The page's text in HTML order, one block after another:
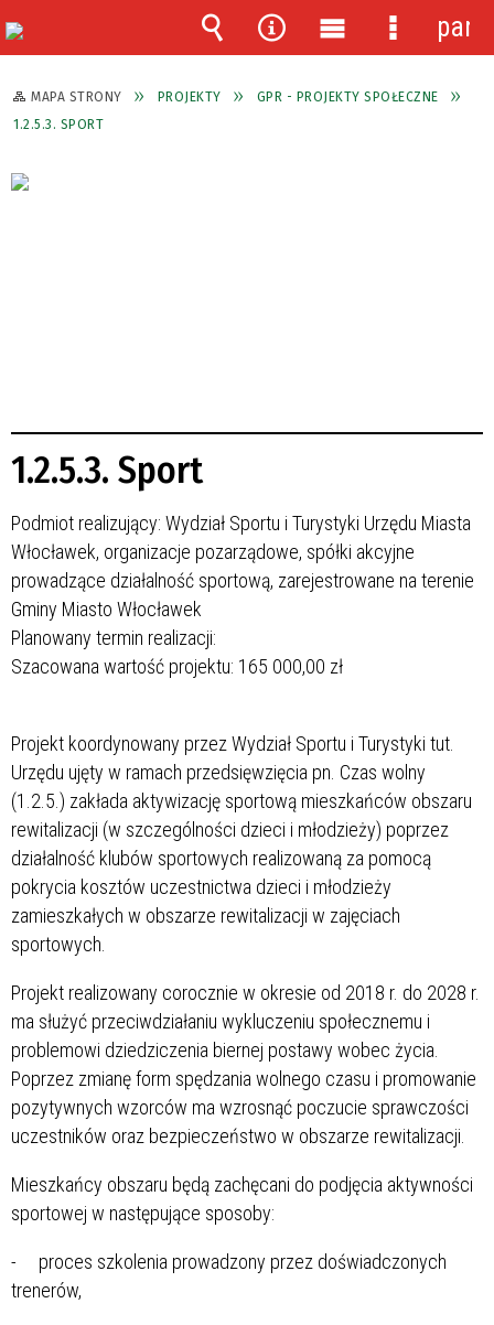
MAPA STRONY PROJEKTY
GPR - PROJEKTY SPOŁECZNE
1.2.5.3. SPORT
1.2.5.3. Sport
Podmiot realizujący: Wydział Sportu i Turystyki Urzędu Miasta
Włocławek, organizacje pozarządowe, spółki akcyjne
prowadzące działalność sportową, zarejestrowane na terenie
Gminy Miasto Włocławek
Planowany termin realizacji:
Szacowana wartość projektu: 165 000,00 zł
Projekt koordynowany przez Wydział Sportu i Turystyki tut.
Urzędu ujęty w ramach przedsięwzięcia pn. Czas wolny
(1.2.5.) zakłada aktywizację sportową mieszkańców obszaru
rewitalizacji (w szczególności dzieci i młodzieży) poprzez
działalność klubów sportowych realizowaną za pomocą
pokrycia kosztów uczestnictwa dzieci i młodzieży
zamieszkałych w obszarze rewitalizacji w zajęciach
sportowych.
Projekt realizowany corocznie w okresie od 2018 r. do 2028 r.
ma służyć przeciwdziałaniu wykluczeniu społecznemu i
problemowi dziedziczenia biernej postawy wobec życia.
Poprzez zmianę form spędzania wolnego czasu i promowanie
pozytywnych wzorców ma wzrosnąć poczucie sprawczości
uczestników oraz bezpieczeństwo w obszarze rewitalizacji.
Mieszkańcy obszaru będą zachęcani do podjęcia aktywności
sportowej w następujące sposoby:
- proces szkolenia prowadzony przez doświadczonych
trenerów,
Wyszukiwarka
Narzędzia
Menu
główne
Menu